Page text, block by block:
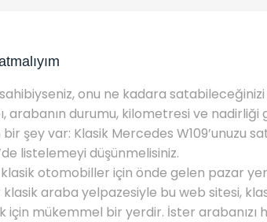
onu ne kadara
arabanın durumu, kilometresi ve nadirliği
şey var: Klasik Mercedes W109’unuzu
listelemeyi düşünmelisiniz.
otomobiller için önde gelen pazar
araba yelpazesiyle bu web sitesi,
için mükemmel bir yerdir. İster arabanızı